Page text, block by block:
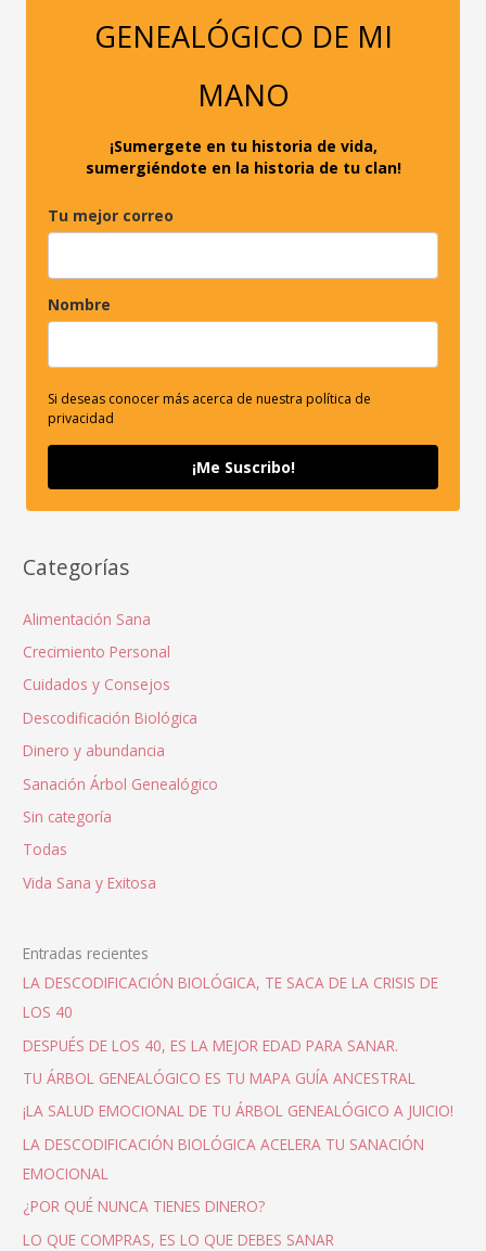
GENEALÓGICO DE MI
MANO
¡Sumergete en tu historia de vida,
sumergiéndote en la historia de tu clan!
Tu mejor correo
Nombre
Si deseas conocer más acerca de nuestra política de
privacidad
¡Me Suscribo!
Categorías
Alimentación Sana
Crecimiento Personal
Cuidados y Consejos
Descodificación Biológica
Dinero y abundancia
Sanación Árbol Genealógico
Sin categoría
Todas
Vida Sana y Exitosa
Entradas recientes
LA DESCODIFICACIÓN BIOLÓGICA, TE SACA DE LA CRISIS DE
LOS 40
DESPUÉS DE LOS 40, ES LA MEJOR EDAD PARA SANAR.
TU ÁRBOL GENEALÓGICO ES TU MAPA GUÍA ANCESTRAL
¡LA SALUD EMOCIONAL DE TU ÁRBOL GENEALÓGICO A JUICIO!
LA DESCODIFICACIÓN BIOLÓGICA ACELERA TU SANACIÓN
EMOCIONAL
¿POR QUÉ NUNCA TIENES DINERO?
LO QUE COMPRAS, ES LO QUE DEBES SANAR